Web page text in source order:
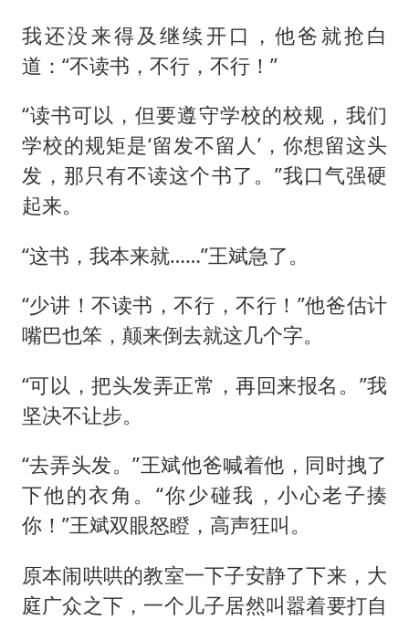
我还没来得及继续开口，他爸就抢白
道：“不读书，不行，不行！”
“读书可以，但要遵守学校的校规，我们
学校的规矩是‘留发不留人’，你想留这头
发，那只有不读这个书了。”我口气强硬
起来。
“这书，我本来就……”王斌急了。
“少讲！不读书，不行，不行！”他爸估计
嘴巴也笨，颠来倒去就这几个字。
“可以，把头发弄正常，再回来报名。”我
坚决不让步。
“去弄头发。”王斌他爸喊着他，同时拽了
下他的衣角。“你少碰我，小心老子揍
你！”王斌双眼怒瞪，高声狂叫。
原本闹哄哄的教室一下子安静了下来，大
庭广众之下，一个儿子居然叫嚣着要打自